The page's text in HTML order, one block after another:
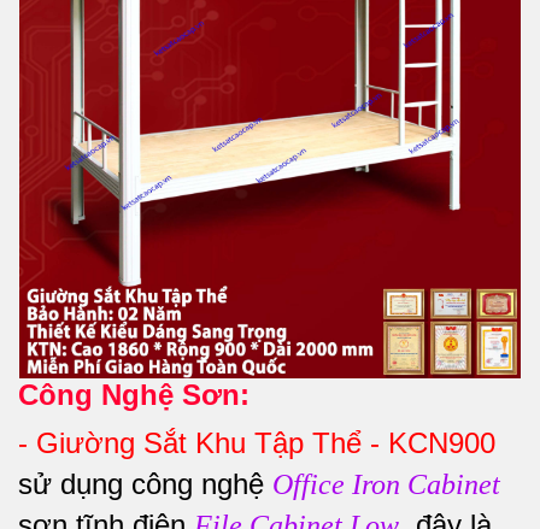
Công Nghệ Sơn:
- Giường Sắt Khu Tập Thể - KCN900
sử dụng công nghệ Office Iron Cabinet